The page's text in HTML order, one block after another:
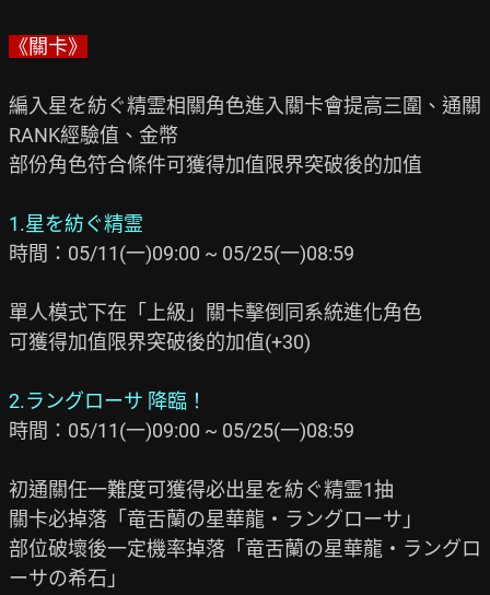
《關卡》
編入星を紡ぐ精霊相關角色進入關卡會提高三圍、通關
RANK經驗值、金幣
部份角色符合條件可獲得加值限界突破後的加值
1.星を紡ぐ精霊
時間：05/11(一)09:00 ~ 05/25(一)08:59
單人模式下在「上級」關卡擊倒同系統進化角色
可獲得加值限界突破後的加值(+30)
2.ラングローサ 降臨！
時間：05/11(一)09:00 ~ 05/25(一)08:59
初通關任一難度可獲得必出星を紡ぐ精霊1抽
關卡必掉落「竜舌蘭の星華龍・ラングローサ」
部位破壞後一定機率掉落「竜舌蘭の星華龍・ラングロ
ーサの希石」